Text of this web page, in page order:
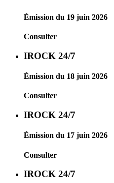
Émission du 19 juin 2026
Consulter
IROCK 24/7
Émission du 18 juin 2026
Consulter
IROCK 24/7
Émission du 17 juin 2026
Consulter
IROCK 24/7